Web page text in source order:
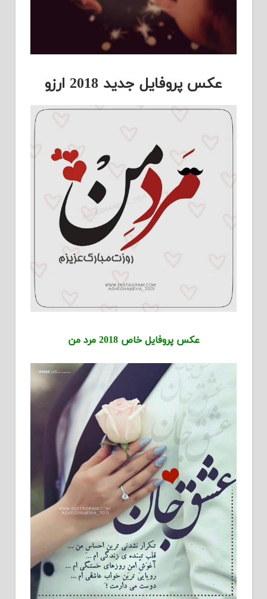
عکس پروفایل جدید 2018 ارزو
عکس پروفایل خاص 2018 مرد من